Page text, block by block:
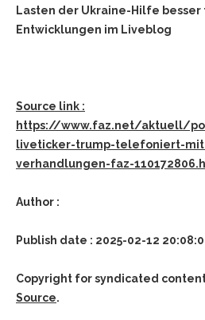
Lasten der Ukraine-Hilfe besser
Entwicklungen im Liveblog
Source link :
https://www.faz.net/aktuell/
liveticker-trump-telefoniert-
verhandlungen-faz-
Author :
Publish date : 2025-02-12
Copyright for syndicated
Source.